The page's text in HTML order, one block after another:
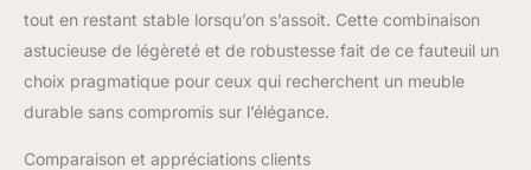
tout en restant stable lorsqu’on s’assoit. Cette combinaison
astucieuse de légèreté et de robustesse fait de ce fauteuil un
choix pragmatique pour ceux qui recherchent un meuble
durable sans compromis sur l’élégance.
Comparaison et appréciations clients